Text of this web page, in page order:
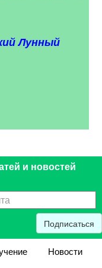
Лунный
и новостей
Подписаться
Новости